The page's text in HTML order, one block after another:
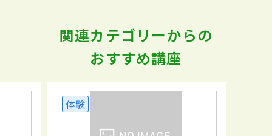
関連カテゴリーからの
おすすめ講座
体験